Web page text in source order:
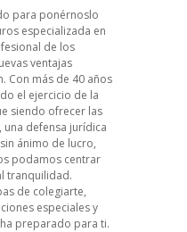
para ponérnoslo
especializada en
de los
ventajas
Con más de 40 años
el ejercicio de la
siendo ofrecer las
defensa jurídica
ánimo de lucro,
podamos centrar
tranquilidad.
de colegiarte,
especiales y
ha preparado para ti.